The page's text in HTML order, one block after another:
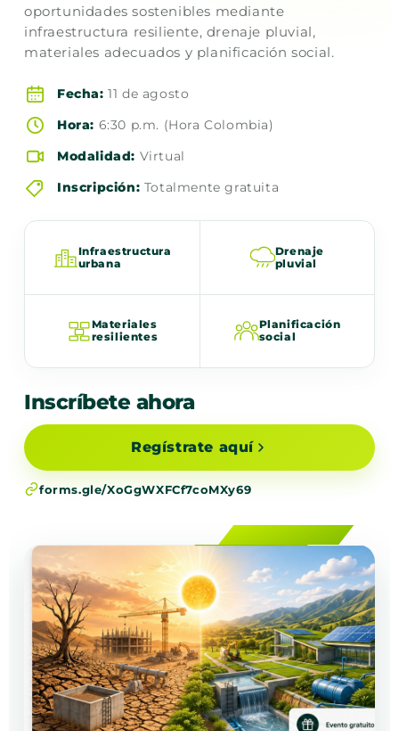
oportunidades sostenibles mediante
infraestructura resiliente, drenaje pluvial,
materiales adecuados y planificación social.
Fecha: 11 de agosto
Hora: 6:30 p.m. (Hora Colombia)
Modalidad: Virtual
Inscripción: Totalmente gratuita
Infraestructura
urbana
Drenaje
pluvial
Materiales
resilientes
Planificación
social
Inscríbete ahora
Regístrate aquí
forms.gle/XoGgWXFCf7coMXy69